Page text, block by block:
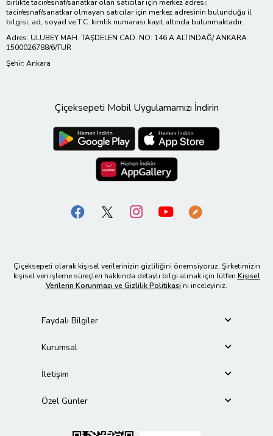
birlikte tacir/esnaf/sanatkar olan satıcılar için merkez adresi;
tacir/esnaf/sanatkar olmayan satıcılar için merkez adresinin bulunduğu il
bilgisi, ad, soyad ve T.C. kimlik numarası kayıt altında bulunmaktadır.
Adres: ULUBEY MAH. TAŞDELEN CAD. NO: 146 A ALTINDAĞ/ ANKARA
1500026788/6/TUR
Şehir: Ankara
Çiçeksepeti Mobil Uygulamamızı İndirin
Çiçeksepeti olarak kişisel verilerinizin gizliliğini önemsiyoruz. Şirketimizin
kişisel veri işleme süreçleri hakkında detaylı bilgi almak için lütfen Kişisel
Verilerin Korunması ve Gizlilik Politikası’nı inceleyiniz.
Faydalı Bilgiler
Kurumsal
İletişim
Özel Günler